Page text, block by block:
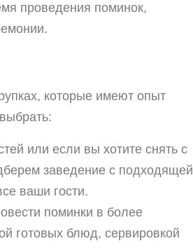
проведения поминок,
которые имеют опыт
или если вы хотите снять с
заведение с подходящей
ваши гости.
поминки в более
готовых блюд, сервировкой